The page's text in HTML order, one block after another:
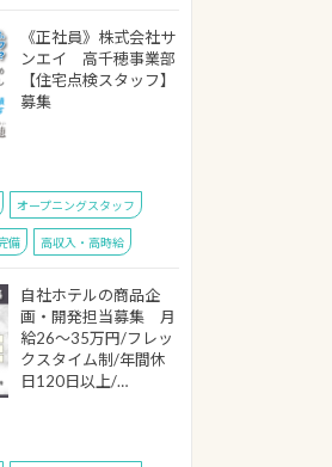
《正社員》株式会社サ
ンエイ 高千穂事業部
【住宅点検スタッフ】
募集
オープニングスタッフ
備 高収入・高時給
自社ホテルの商品企
画・開発担当募集 月
給26～35万円/フレッ
クスタイム制/年間休
日120日以上/…